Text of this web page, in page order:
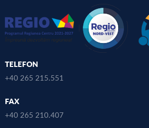
TELEFON
+40 265 215.551
FAX
+40 265 210.407